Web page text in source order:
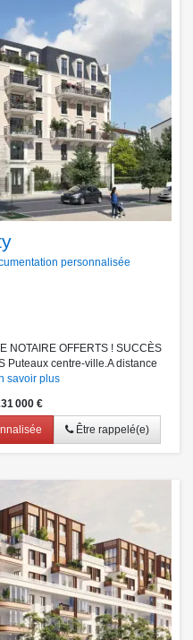
personnalisée
NOTAIRE OFFERTS ! SUCCÈS
Puteaux centre-ville.A distance
savoir plus
000 €
Être rappelé(e)